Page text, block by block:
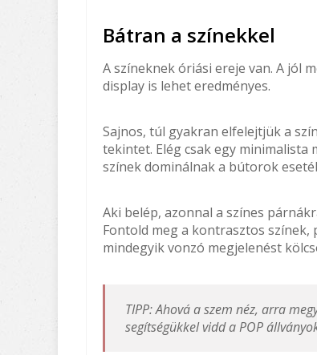
Bátran a színekkel
A színeknek óriási ereje van. A jól
display is lehet eredményes.
Sajnos, túl gyakran elfelejtjük a
tekintet. Elég csak egy
színek dominálnak a bútorok
Aki belép, azonnal a színes
Fontold meg a kontrasztos
mindegyik vonzó megjelenést
TIPP: Ahová a szem néz, arra
segítségükkel vidd a POP